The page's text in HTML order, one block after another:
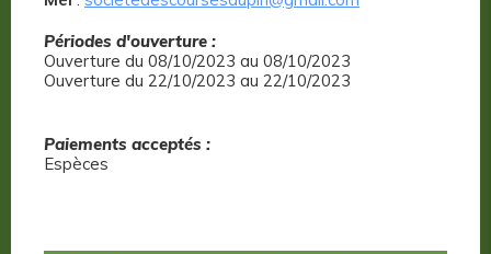
Périodes d'ouverture :
Ouverture du 08/10/2023 au 08/10/2023
Ouverture du 22/10/2023 au 22/10/2023
Paiements acceptés :
Espèces